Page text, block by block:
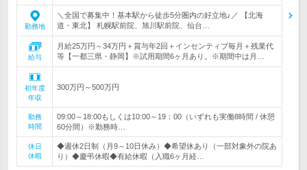
勤務地
＼全国で募集中！基本駅から徒歩5分圏内の好立地♪／ 【北海
道・東北】 札幌駅前院、旭川駅前院、仙台…
給与
月給25万円～34万円＋賞与年2回＋インセンティブ毎月＋残業代
等【一都三県・静岡】※試用期間6ヶ月あり。※期間中は月…
初年度
年収
300万円～500万円
勤務
時間
09:00～18:00もしくは10:00～19：00（いずれも実働8時間 / 休憩
60分間）※勤務時…
休日
休暇
◆週休2日制（月9～10日休み）◆希望休あり（一部対象外の院あ
り）◆慶弔休暇◆有給休暇（入職6ヶ月経…